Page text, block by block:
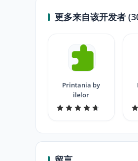
更多来自该开发者
Printania by
ilelor